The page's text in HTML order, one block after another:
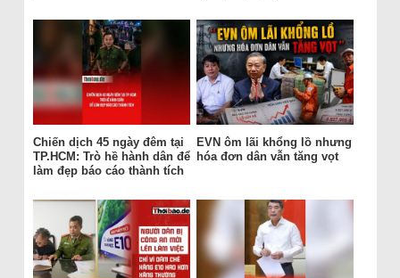
Chiến dịch 45 ngày đêm tại
TP.HCM: Trò hề hành dân để
làm đẹp báo cáo thành tích
EVN ôm lãi khổng lồ nhưng
hóa đơn dân vẫn tăng vọt